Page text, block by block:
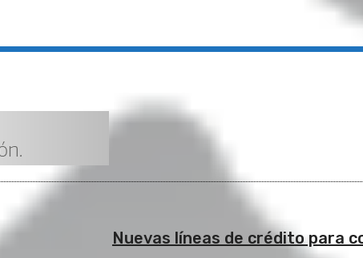
Nuevas líneas de crédito para